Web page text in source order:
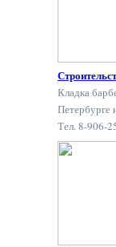
Кладка
Петербурге
Тел. 8-906-